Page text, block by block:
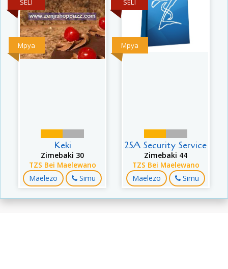
Mpya
SELI
Keki
Zimebaki 30
TZS Bei Maelewano
Maelezo Simu
Mpya
SELI
2SA Security Service
Zimebaki 44
TZS Bei Maelewano
Maelezo Simu